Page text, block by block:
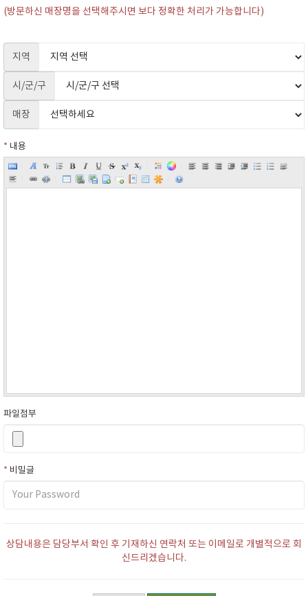
(방문하신 매장명을 선택해주시면 보다 정확한 처리가 가능합니다)
지역
시/군/구
매장
* 내용
파일첨부
* 비밀글
상담내용은 담당부서 확인 후 기재하신 연락처 또는 이메일로 개별적으로 회
신드리겠습니다.